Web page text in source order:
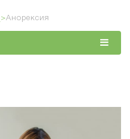
>Анорексия